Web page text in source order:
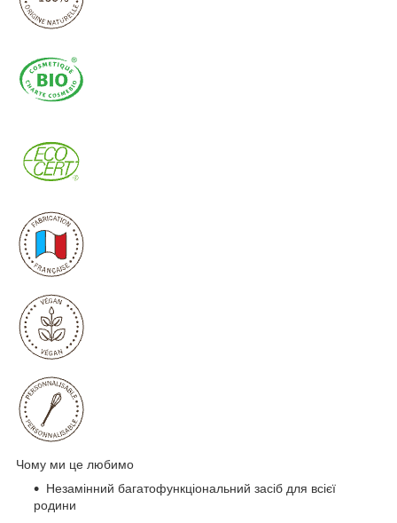
Чому ми це любимо
Незамінний багатофункціональний засіб для всієї
родини